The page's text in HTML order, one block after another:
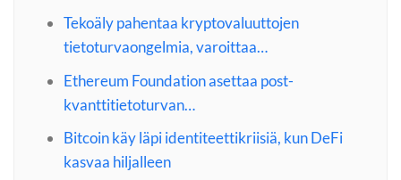
Tekoäly pahentaa kryptovaluuttojen
tietoturvaongelmia, varoittaa…
Ethereum Foundation asettaa post-
kvanttitietoturvan…
Bitcoin käy läpi identiteettikriisiä, kun DeFi
kasvaa hiljalleen